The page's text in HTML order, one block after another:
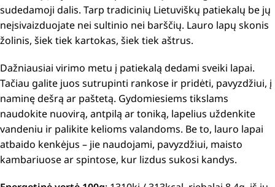
sudedamoji dalis. Tarp tradicinių Lietuviškų patiekalų be jų
neįsivaizduojate nei sultinio nei barščių. Lauro lapų skonis
žolinis, šiek tiek kartokas, šiek tiek aštrus.
Dažniausiai virimo metu į patiekalą dedami sveiki lapai.
Tačiau galite juos sutrupinti rankose ir pridėti, pavyzdžiui, į
naminę dešrą ar paštetą. Gydomiesiems tikslams
naudokite nuovirą, antpilą ar toniką, lapelius uždenkite
vandeniu ir palikite kelioms valandoms. Be to, lauro lapai
atbaido kenkėjus – jie naudojami, pavyzdžiui, maisto
kambariuose ar spintose, kur lizdus sukosi kandys.